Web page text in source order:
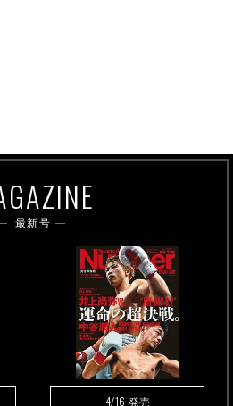
最新号
4/16 発売